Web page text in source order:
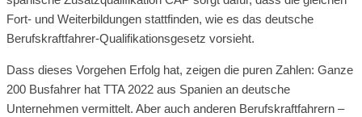
Fort- und Weiterbildungen stattfinden, wie es das deutsche
Berufskraftfahrer-Qualifikationsgesetz vorsieht.
Dass dieses Vorgehen Erfolg hat, zeigen die puren Zahlen: Ganze
200 Busfahrer hat TTA 2022 aus Spanien an deutsche
Unternehmen vermittelt. Aber auch anderen Berufskraftfahrern –